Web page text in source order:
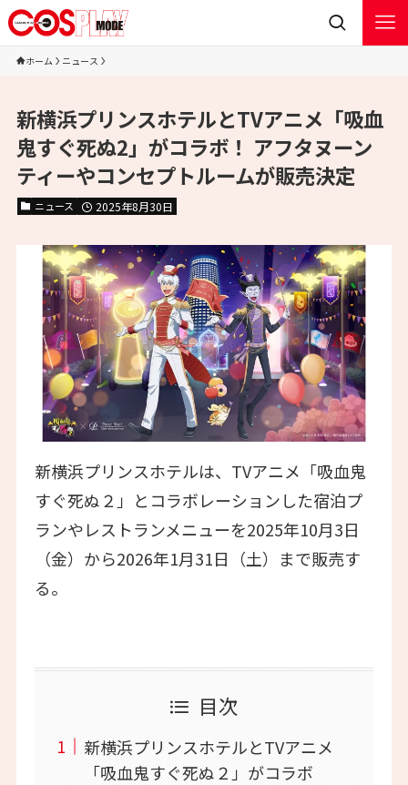
ホーム ニュース
新横浜プリンスホテルとTVアニメ「吸血
鬼すぐ死ぬ2」がコラボ！ アフタヌーン
ティーやコンセプトルームが販売決定
ニュース 2025年8月30日
新横浜プリンスホテルは、TVアニメ「吸血鬼
すぐ死ぬ２」とコラボレーションした宿泊プ
ランやレストランメニューを2025年10月3日
（金）から2026年1月31日（土）まで販売す
る。
目次
新横浜プリンスホテルとTVアニメ
「吸血鬼すぐ死ぬ２」がコラボ